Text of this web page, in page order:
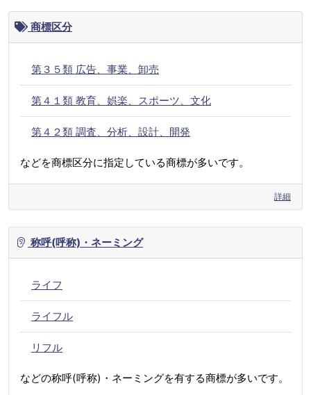
商標区分
第３５類 広告、事業、卸売
第４１類 教育、娯楽、スポーツ、文化
第４２類 調査、分析、設計、開発
などを商標区分に指定している商標が多いです。
詳細
称呼(呼称)・ネーミング
ライフ
ライフル
リフル
などの称呼(呼称)・ネーミングを有する商標が多いです。